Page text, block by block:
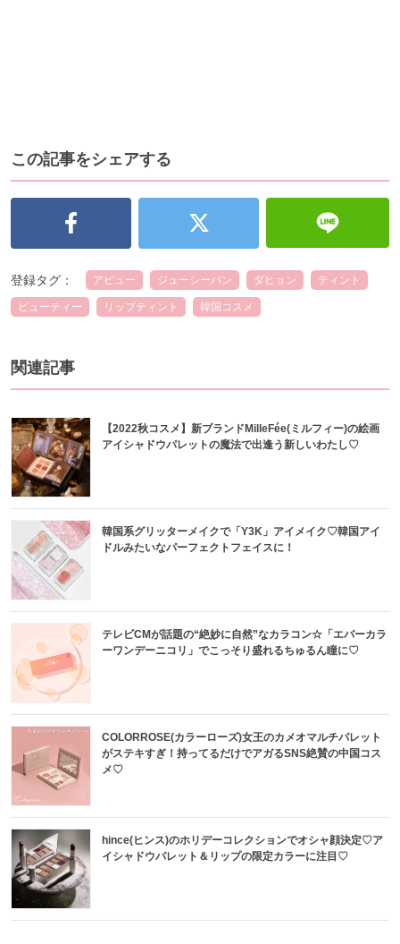
この記事をシェアする
登録タグ： アピュー ジューシーパン ダヒョン ティント
ビューティー リップティント 韓国コスメ
関連記事
【2022秋コスメ】新ブランドMilleFée(ミルフィー)の絵画
アイシャドウパレットの魔法で出逢う新しいわたし♡
韓国系グリッターメイクで「Y3K」アイメイク♡韓国アイ
ドルみたいなパーフェクトフェイスに！
テレビCMが話題の“絶妙に自然”なカラコン☆「エバーカラ
ーワンデーニコリ」でこっそり盛れるちゅるん瞳に♡
COLORROSE(カラーローズ)女王のカメオマルチパレット
がステキすぎ！持ってるだけでアガるSNS絶賛の中国コス
メ♡
hince(ヒンス)のホリデーコレクションでオシャ顔決定♡ア
イシャドウパレット＆リップの限定カラーに注目♡